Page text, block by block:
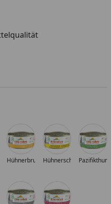
Hühnerbrust Hühnerschenkel